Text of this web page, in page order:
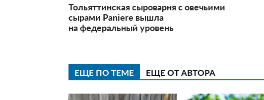
Тольяттинская сыроварня с овечьими
сырами Paniere вышла
на федеральный уровень
ЕЩЕ ПО ТЕМЕ ЕЩЕ ОТ АВТОРА